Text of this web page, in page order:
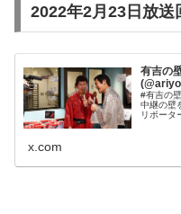
2022年2月23日放送
有吉の
#有吉の
中継の壁
リポータ
x.com